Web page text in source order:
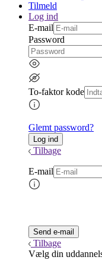
Tilmeld
Log ind
E-mail
Password
To-faktor kode
Glemt password?
Tilbage
E-mail
Tilbage
Vælg din